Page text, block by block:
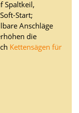
Spaltkeil,
Start;
Anschläge
die
Kettensägen für